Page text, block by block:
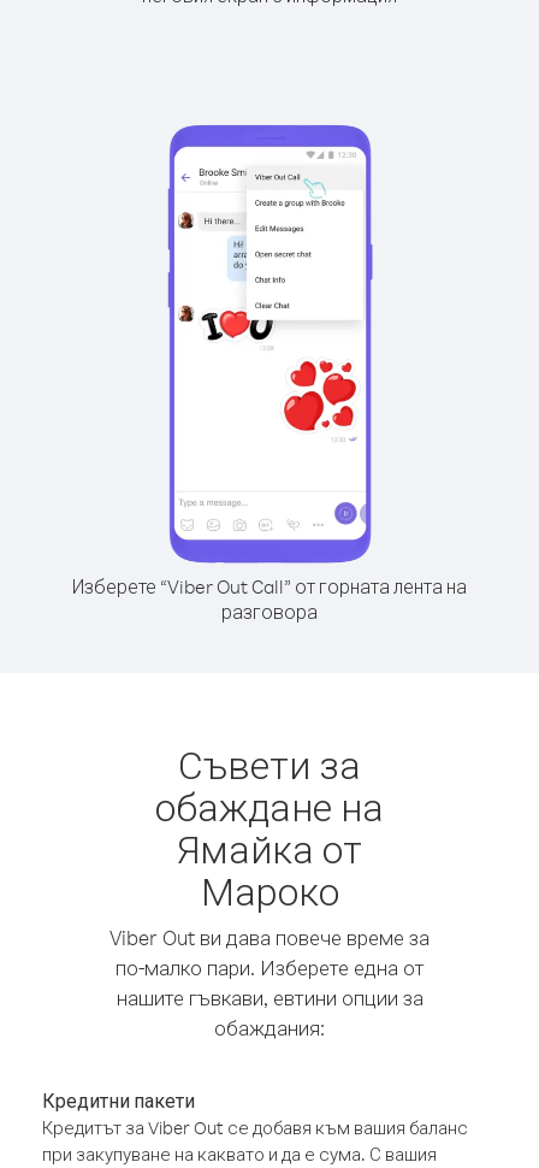
Изберете “Viber Out Call” от горната лента на
разговора
Съвети за
обаждане на
Ямайка от
Мароко
Viber Out ви дава повече време за
по-малко пари. Изберете една от
нашите гъвкави, евтини опции за
обаждания:
Кредитни пакети
Кредитът за Viber Out се добавя към вашия баланс
при закупуване на каквато и да е сума. С вашия